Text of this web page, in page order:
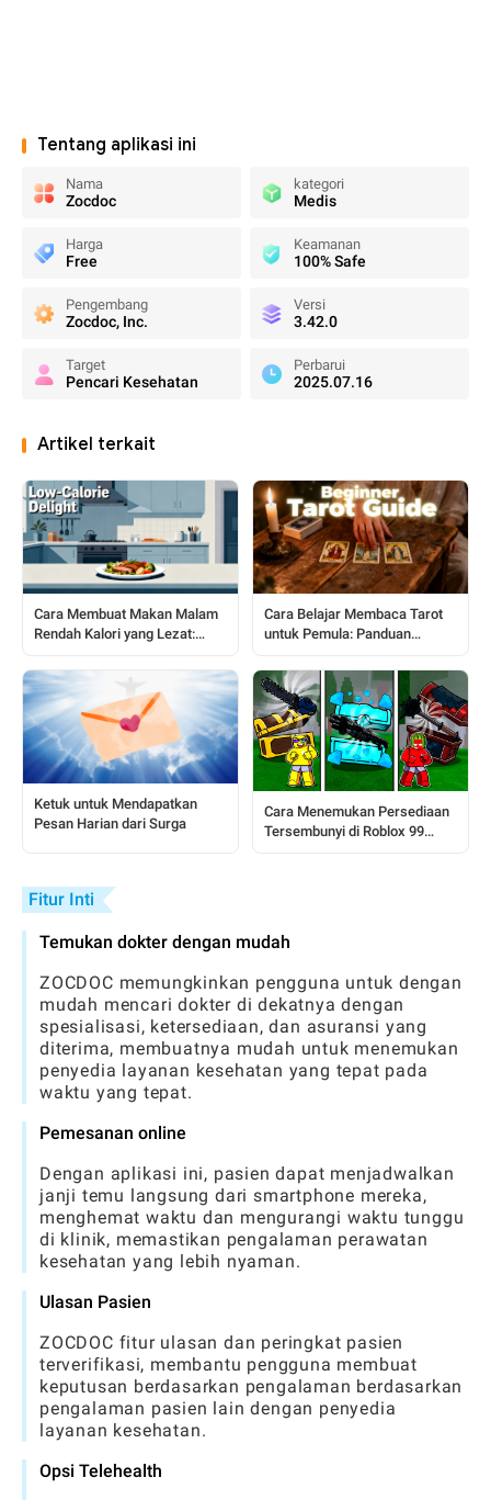
Tentang aplikasi ini
Nama
Zocdoc
kategori
Medis
Harga
Free
Keamanan
100% Safe
Pengembang
Zocdoc, Inc.
Versi
3.42.0
Target
Pencari Kesehatan
Perbarui
2025.07.16
Artikel terkait
Cara Membuat Makan Malam
Rendah Kalori yang Lezat:
Juru Masak Rumahan
Cara Belajar Membaca Tarot
untuk Pemula: Panduan
Langkah
Ketuk untuk Mendapatkan
Pesan Harian dari Surga
Cara Menemukan Persediaan
Tersembunyi di Roblox 99
Fitur Inti
Temukan dokter dengan mudah
ZOCDOC memungkinkan pengguna untuk dengan
mudah mencari dokter di dekatnya dengan
spesialisasi, ketersediaan, dan asuransi yang
diterima, membuatnya mudah untuk menemukan
penyedia layanan kesehatan yang tepat pada
waktu yang tepat.
Pemesanan online
Dengan aplikasi ini, pasien dapat menjadwalkan
janji temu langsung dari smartphone mereka,
menghemat waktu dan mengurangi waktu tunggu
di klinik, memastikan pengalaman perawatan
kesehatan yang lebih nyaman.
Ulasan Pasien
ZOCDOC fitur ulasan dan peringkat pasien
terverifikasi, membantu pengguna membuat
keputusan berdasarkan pengalaman berdasarkan
pengalaman pasien lain dengan penyedia
layanan kesehatan.
Opsi Telehealth